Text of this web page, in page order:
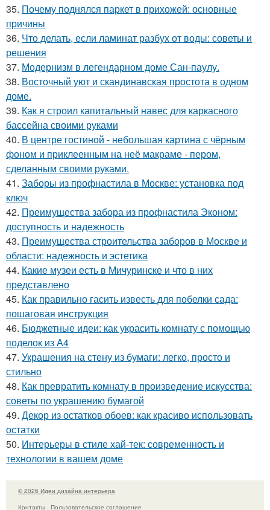
35. Почему поднялся паркет в прихожей: основные
причины
36. Что делать, если ламинат разбух от воды: советы и
решения
37. Модернизм в легендарном доме Сан-паулу.
38. Восточный уют и скандинавская простота в одном
доме.
39. Как я строил капитальный навес для каркасного
бассейна своими руками
40. В центре гостиной - небольшая картина с чёрным
фоном и приклеенным на неё макраме - пером,
сделанным своими руками.
41. Заборы из профнастила в Москве: установка под
ключ
42. Преимущества забора из профнастила Эконом:
доступность и надежность
43. Преимущества строительства заборов в Москве и
области: надежность и эстетика
44. Какие музеи есть в Мичуринске и что в них
представлено
45. Как правильно гасить известь для побелки сада:
пошаговая инструкция
46. Бюджетные идеи: как украсить комнату с помощью
поделок из А4
47. Украшения на стену из бумаги: легко, просто и
стильно
48. Как превратить комнату в произведение искусства:
советы по украшению бумагой
49. Декор из остатков обоев: как красиво использовать
остатки
50. Интерьеры в стиле хай-тек: современность и
технологии в вашем доме
© 2026 Идеи дизайна интерьера
Контакты
Пользовательское соглашение